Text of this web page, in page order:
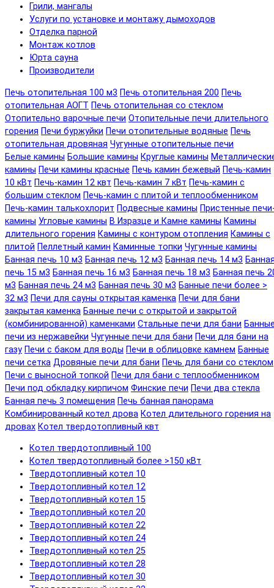
Грили, мангалы
Услуги по установке и монтажу дымоходов
Отделка парной
Монтаж котлов
Юрта сауна
Производители
Печь отопительная 100 м3 Печь отопительная 200 Печь
отопительная АОГТ Печь отопительная со стеклом
Отопительно варочные печи Отопительные печи длительного
горения Печи буржуйки Печи отопительные водяные Печь
отопительная дровяная Чугунные отопительные печи
Белые камины Большие камины Круглые камины
камины Печи камины красные Печь камин бежевый Печь-камин
10 кВт Печь-камин 12 квт Печь-камин 7 кВт Печь-камин с
большим стеклом Печь-камин с плитой и теплообменником
Печь-камин талькохлорит Подвесные камины Пристенные
камины Угловые камины В Изразце и Камне камины Камины
длительного горения Камины с контуром отопления Камины с
плитой Пеллетный камин Каминные топки Чугунные камины
Банная печь 10 м3 Банная печь 12 м3 Банная печь 14 м3
печь 15 м3 Банная печь 16 м3 Банная печь 18 м3 Банная печь
м3 Банная печь 24 м3 Банная печь 30 м3 Банные печи более >
32 м3 Печи для сауны открытая каменка Печи для бани
закрытая каменка Банные печи с открытой и закрытой
(комбинированной) каменками Стальные печи для бани
печи из нержавейки Чугунные печи для бани Печи для бани на
газу Печи с баком для воды Печи в облицовке камнем Банные
печи сетка Дровяные печи для бани Печь для бани со стеклом
Печи с выносной топкой Печи для бани с теплообменником
Печи под обкладку кирпичом Финские печи Печи два стекла
Банная печь 3 помещения Печь банная панорама
Комбинированный котел дрова Котел длительного горения на
дровах Котел твердотопливный квт
Котел твердотопливный 100
Котел твердотопливный более >150 кВт
Твердотопливный котел 10
Твердотопливный котел 12
Твердотопливный котел 15
Твердотопливный котел 20
Твердотопливный котел 22
Твердотопливный котел 24
Твердотопливный котел 25
Твердотопливный котел 28
Твердотопливный котел 30